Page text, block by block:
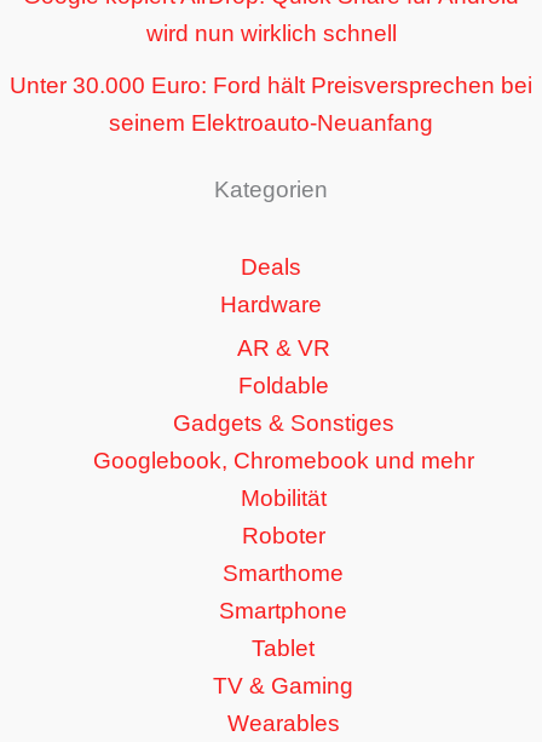
wird nun wirklich schnell
Unter 30.000 Euro: Ford hält Preisversprechen bei
seinem Elektroauto-Neuanfang
Kategorien
Deals
Hardware
AR & VR
Foldable
Gadgets & Sonstiges
Googlebook, Chromebook und mehr
Mobilität
Roboter
Smarthome
Smartphone
Tablet
TV & Gaming
Wearables